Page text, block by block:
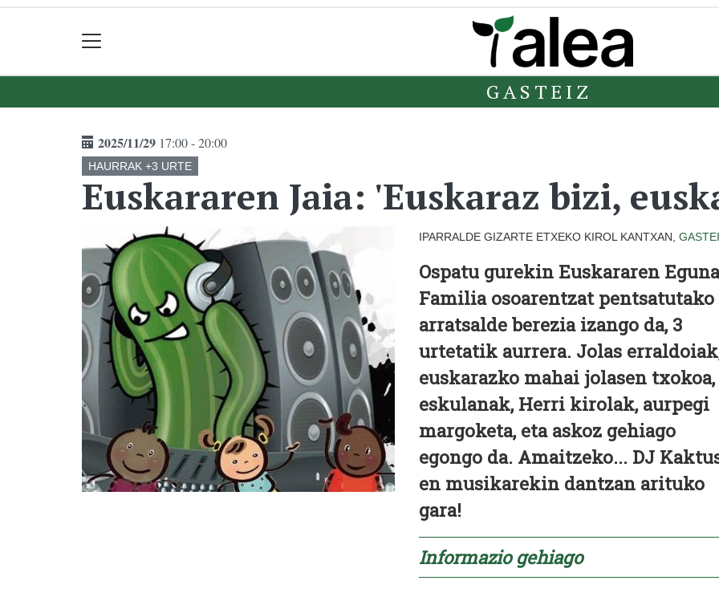
GASTEIZ
2025/11/29 17:00 - 20:00
HAURRAK +3 URTE
Euskararen Jaia: 'Euskaraz bizi,
IPARRALDE GIZARTE ETXEKO KIROL KANTXAN,
Ospatu gurekin Euskararen
Familia osoarentzat pentsatutako
arratsalde berezia izango da, 3
urtetatik aurrera. Jolas
euskarazko mahai jolasen txokoa,
eskulanak, Herri kirolak, aurpegi
margoketa, eta askoz gehiago
egongo da. Amaitzeko... DJ
en musikarekin dantzan arituko
gara!
Informazio gehiago